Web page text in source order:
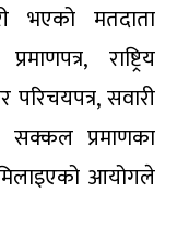
भएको मतदाता
राष्ट्रिय
परिचयपत्र, सवारी
प्रमाणका
आयोगले